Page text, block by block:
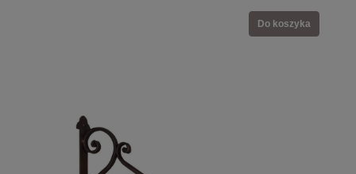
Do koszyka